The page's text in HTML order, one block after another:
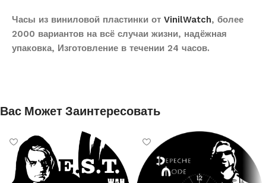
Часы из виниловой пластинки от VinilWatch, более
2000 вариантов на всё случаи жизни, надёжная
упаковка, Изготовление в течении 24 часов.
Вас Может Заинтересовать